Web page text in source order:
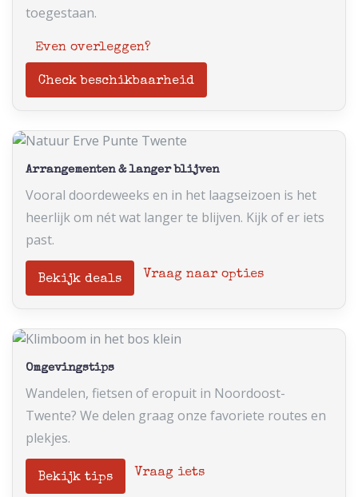
toegestaan.
Even overleggen?
Check beschikbaarheid
Arrangementen & langer blijven
Vooral doordeweeks en in het laagseizoen is het
heerlijk om nét wat langer te blijven. Kijk of er iets
past.
Bekijk deals Vraag naar opties
Omgevingstips
Wandelen, fietsen of eropuit in Noordoost-
Twente? We delen graag onze favoriete routes en
plekjes.
Bekijk tips Vraag iets